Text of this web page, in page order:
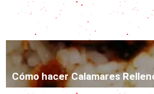
Arrollado de Papa: un plato
Cómo hacer Calamares